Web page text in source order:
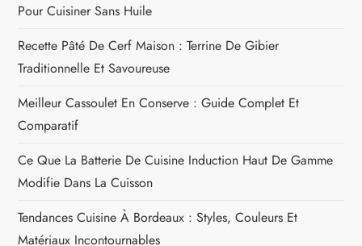
Pour Cuisiner Sans Huile
Recette Pâté De Cerf Maison : Terrine De Gibier
Traditionnelle Et Savoureuse
Meilleur Cassoulet En Conserve : Guide Complet Et
Comparatif
Ce Que La Batterie De Cuisine Induction Haut De Gamme
Modifie Dans La Cuisson
Tendances Cuisine À Bordeaux : Styles, Couleurs Et
Matériaux Incontournables